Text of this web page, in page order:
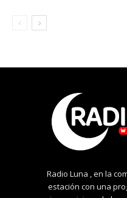
Radio Luna , en la
estación con una